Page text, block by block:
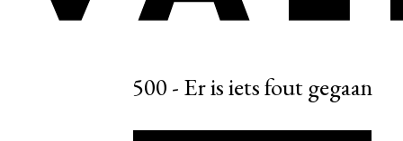
500 - Er is iets fout gegaan